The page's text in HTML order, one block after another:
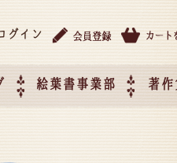
グイン
絵葉書事業部 著